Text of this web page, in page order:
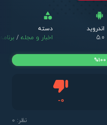
اندروید
5.0
دسته
اخبار و مجله / برنامه
-0دیس لایک
نظر: 0